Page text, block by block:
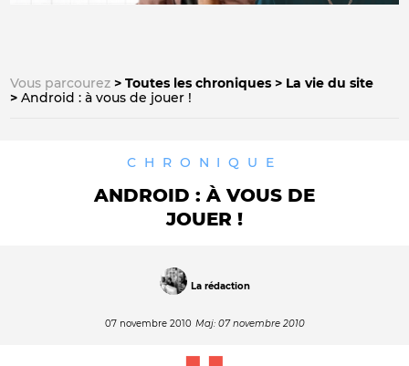
Vous parcourez Toutes les chroniques
La vie du site
Android : à vous de jouer !
CHRONIQUE
ANDROID : À VOUS DE
JOUER !
La rédaction
07 novembre 2010 Maj: 07 novembre 2010